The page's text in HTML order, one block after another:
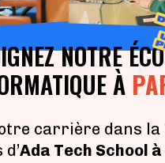
NOTRE
À
carrière dans la
Ada Tech School